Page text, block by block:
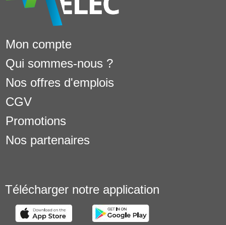
Mon compte
Qui sommes-nous ?
Nos offres d'emplois
CGV
Promotions
Nos partenaires
Télécharger notre application